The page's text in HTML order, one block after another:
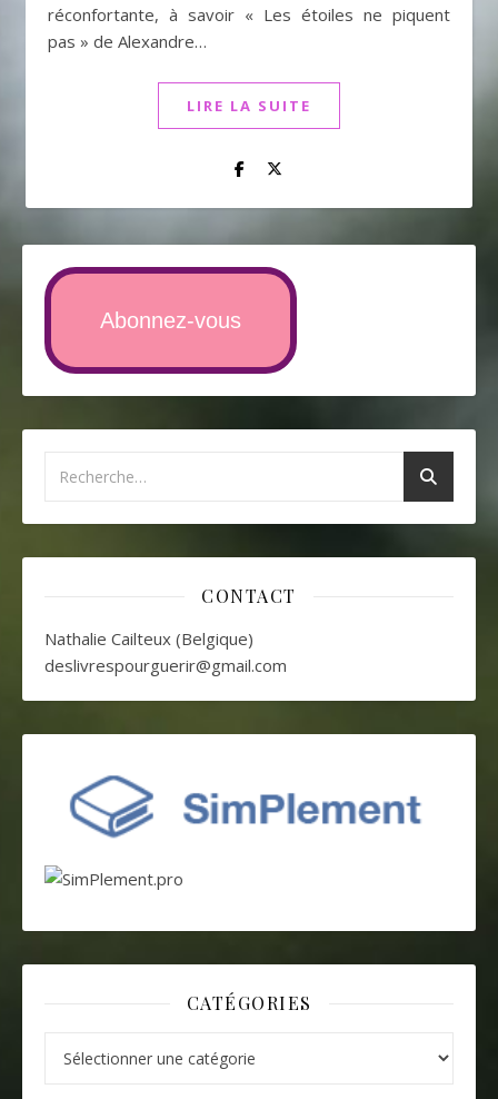
réconfortante, à savoir « Les étoiles ne piquent
pas » de Alexandre…
LIRE LA SUITE
Abonnez-vous
CONTACT
Nathalie Cailteux (Belgique)
deslivrespourguerir@gmail.com
CATÉGORIES